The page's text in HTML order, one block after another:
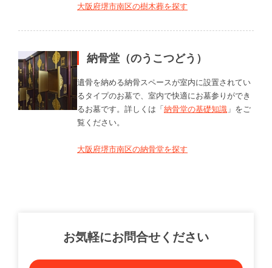
大阪府堺市南区の樹木葬を探す
納骨堂（のうこつどう）
遺骨を納める納骨スペースが室内に設置されてい
るタイプのお墓で、室内で快適にお墓参りができ
るお墓です。詳しくは「納骨堂の基礎知識 」をご
覧ください。
大阪府堺市南区の納骨堂を探す
お気軽にお問合せください